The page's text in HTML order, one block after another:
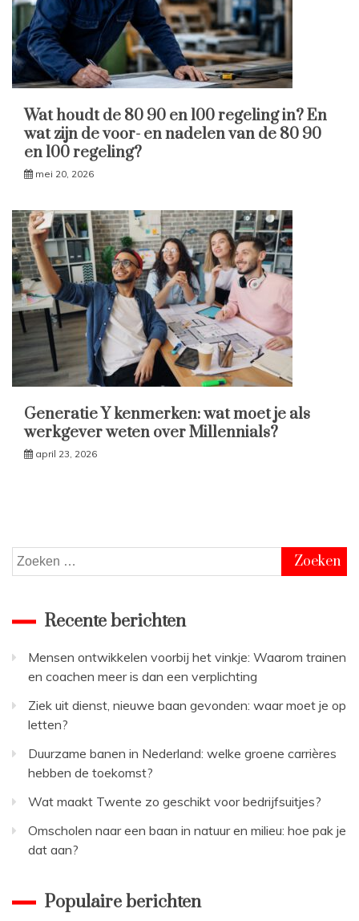
Wat houdt de 80 90 en 100 regeling in? En
wat zijn de voor- en nadelen van de 80 90
en 100 regeling?
mei 20, 2026
Generatie Y kenmerken: wat moet je als
werkgever weten over Millennials?
april 23, 2026
Zoeken
naar:
Recente berichten
Mensen ontwikkelen voorbij het vinkje: Waarom trainen
en coachen meer is dan een verplichting
Ziek uit dienst, nieuwe baan gevonden: waar moet je op
letten?
Duurzame banen in Nederland: welke groene carrières
hebben de toekomst?
Wat maakt Twente zo geschikt voor bedrijfsuitjes?
Omscholen naar een baan in natuur en milieu: hoe pak je
dat aan?
Populaire berichten